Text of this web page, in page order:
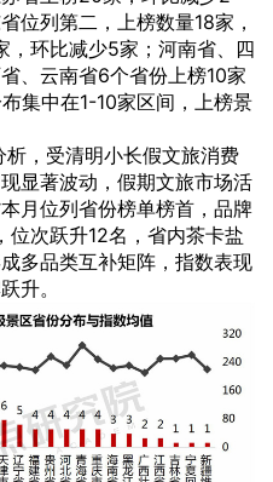
位列第二，上榜数量18家，
，环比减少5家；河南省、四
、云南省6个省份上榜10家
集中在1-10家区间，上榜景
，受清明小长假文旅消费
显著波动，假期文旅市场活
月位列省份榜单榜首，品牌
位次跃升12名，省内茶卡盐
多品类互补矩阵，指数表现
升。